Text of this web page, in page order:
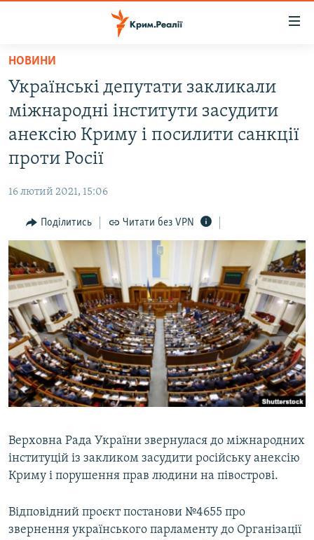
Перейти
основного
матеріалу
до
основної
Перейти
пошуку
ВОДА.КРИМ
ВІДЕО ТА ФОТО
ПОЛІТИКА
ІНТЕРВ'Ю
ВСЕ ЗА ДЕНЬ
СПЕЦПРОЕКТИ
ДЕПОРТАЦІЯ
ВІДЕОУРОКИ «ELIFBE»
СВІДЧЕННЯ ОКУПАЦІЇ
УКРАЇНСЬКА ПРОБЛЕМА КРИМУ
ІНФОГРАФІКА
ЯК ОБІЙТИ БЛОКУВАННЯ
Русский
Qırımtatar
ДОЛУЧАЙСЯ!
Усі сайти RFE/RL
НОВИНИ
Українські депутати закликали
міжнародні інститути засудити
анексію Криму і посилити санкції
проти Росії
16 лютий 2021, 15:06
Поділитись Читати без VPN
Верховна Рада України звернулася до міжнародних
інституцій із закликом засудити російську анексію
Криму і порушення прав людини на півострові.
Відповідний проєкт постанови №4655 про
звернення українського парламенту до Організації